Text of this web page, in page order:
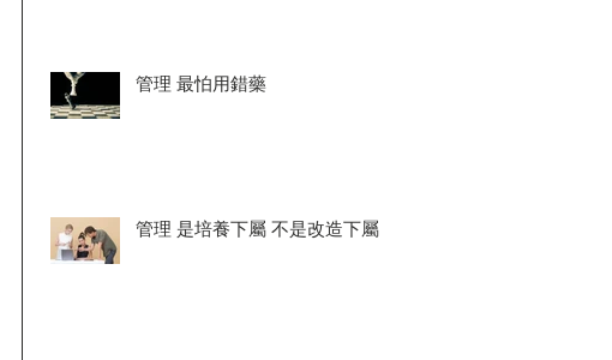
管理 最怕用錯藥
管理 是培養下屬 不是改造下屬